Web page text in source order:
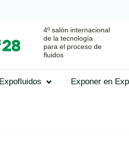
4º salón internacional
de la tecnología
para el proceso de
fluidos
Expofluidos Exponer en